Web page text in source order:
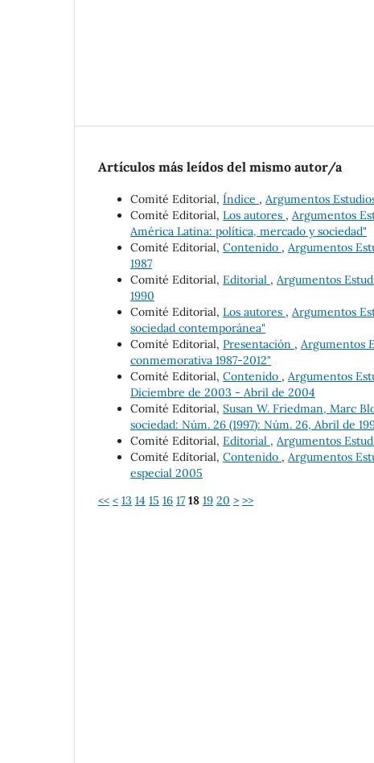
Artículos más leídos del mismo autor/a
Comité Editorial, Índice , Argumentos
Comité Editorial, Los autores , Argumentos
América Latina: política, mercado y sociedad"
Comité Editorial, Contenido , Argumentos
1987
Comité Editorial, Editorial , Argumentos
1990
Comité Editorial, Los autores , Argumentos
sociedad contemporánea"
Comité Editorial, Presentación , Argumentos
conmemorativa 1987-2012"
Comité Editorial, Contenido , Argumentos
Diciembre de 2003 - Abril de 2004
Comité Editorial, Susan W. Friedman, Marc
sociedad: Núm. 26 (1997): Núm. 26, Abril de
Comité Editorial, Editorial , Argumentos
Comité Editorial, Contenido , Argumentos
especial 2005
<< < 13 14 15 16 17 18 19 20 > >>